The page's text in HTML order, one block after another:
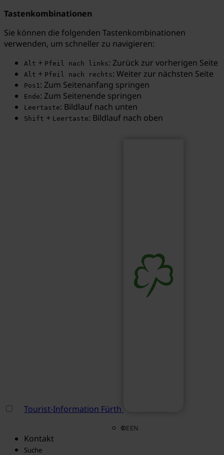
Tastenkombinationen
Sie können die folgenden Tastenkombinationen
verwenden, um schneller zu navigieren:
Alt + Pfeil nach links: Zurück zur vorherigen Seite
Alt + Pfeil nach rechts: Weiter zur nächsten Seite
Pos1: Zum Seitenanfang springen
Ende: Zum Seitenende springen
Leertaste: Bildlauf nach unten
Shift + Leertaste: Bildlauf nach oben
Tourist-Information Fürth
DEEN
Kontakt
Suche
Suchbegriff...